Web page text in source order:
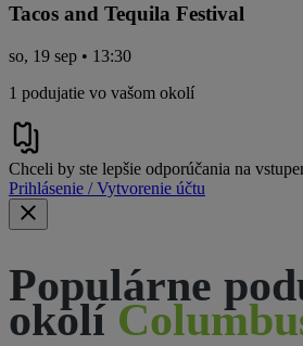
Tacos and Tequila Festival
so, 19 sep • 13:30
1 podujatie vo vašom okolí
Chceli by ste lepšie odporúčania na
Prihlásenie / Vytvorenie účtu
Populárne
okolí